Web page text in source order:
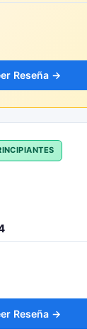
Reseña →
Reseña →